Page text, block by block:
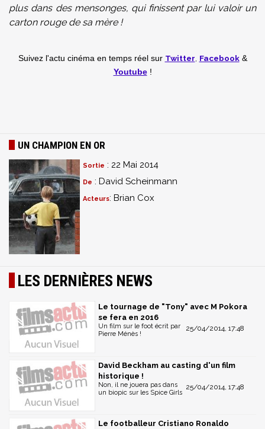
plus dans des mensonges, qui finissent par lui valoir un
carton rouge de sa mère !
Suivez l'actu cinéma en temps réel sur Twitter Facebook&
Youtube!
UN CHAMPION EN OR
Sortie : 22 Mai 2014
De : David Scheinmann
Acteurs: Brian Cox
LES DERNIÈRES NEWS
Le tournage de "Tony" avec M Pokora
se fera en 2016
25/04/2014, 17:48
Un film sur le foot écrit par
Pierre Ménès !
David Beckham au casting d'un film
historique !
25/04/2014, 17:48
Non, il ne jouera pas dans
un biopic sur les Spice Girls
Le footballeur Cristiano Ronaldo